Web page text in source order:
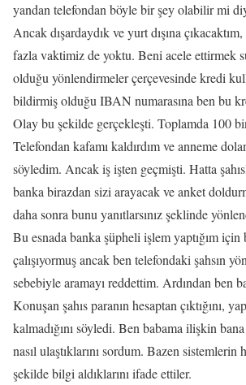
yandan telefondan böyle bir şey olabilir mi
Ancak dışardaydık ve yurt dışına
fazla vaktimiz de yoktu. Beni acele ettirmek
olduğu yönlendirmeler çerçevesinde kredi
bildirmiş olduğu IBAN numarasına ben bu
Olay bu şekilde gerçekleşti. Toplamda 100
Telefondan kafamı kaldırdım ve anneme
söyledim. Ancak iş işten geçmişti. Hatta
banka birazdan sizi arayacak ve anket
daha sonra bunu yanıtlarsınız şeklinde
Bu esnada banka şüpheli işlem yaptığım için
çalışıyormuş ancak ben telefondaki şahsın
sebebiyle aramayı reddettim. Ardından ben
Konuşan şahıs paranın hesaptan çıktığını,
kalmadığını söyledi. Ben babama ilişkin
nasıl ulaştıklarını sordum. Bazen
şekilde bilgi aldıklarını ifade ettiler.